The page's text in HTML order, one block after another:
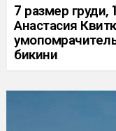
7 размер
Анастасия
бикини